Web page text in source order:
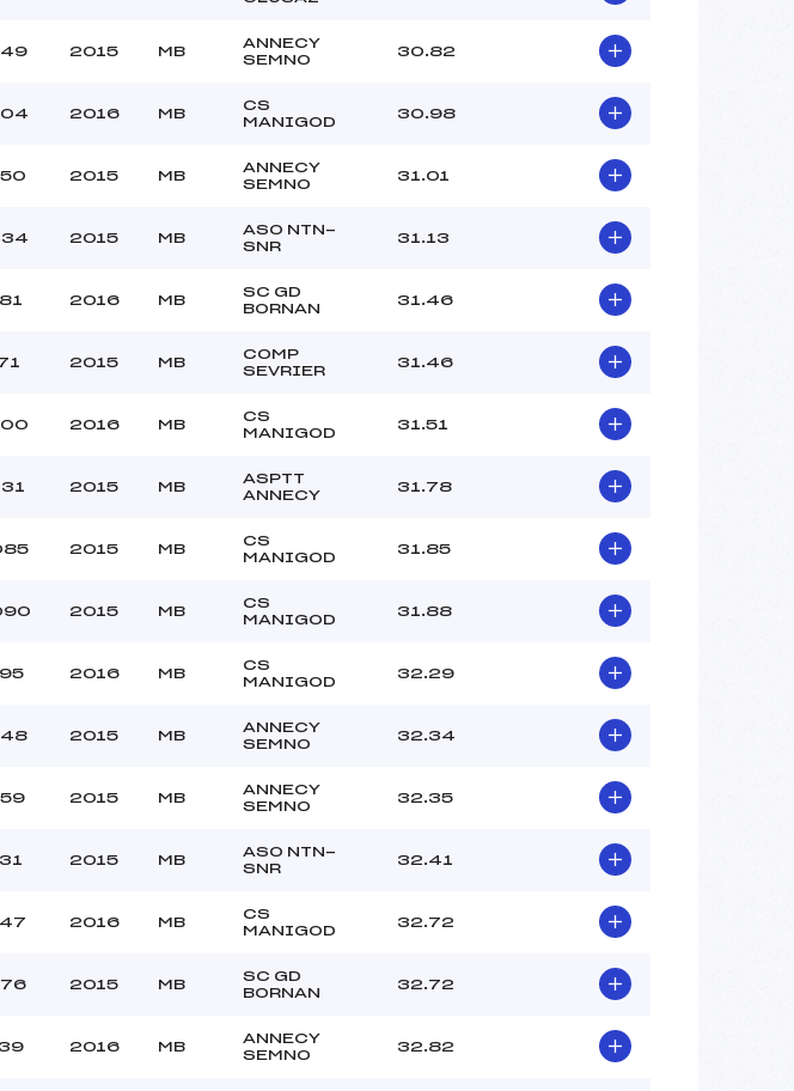
2015 MB
ANNECY
SEMNO
30.82
2016 MB
CS
MANIGOD
30.98
2015 MB
ANNECY
SEMNO
31.01
2015 MB
ASO NTN-
SNR
31.13
2016 MB
SC GD
BORNAN
31.46
2015 MB
COMP
SEVRIER
31.46
2016 MB
CS
MANIGOD
31.51
2015 MB
ASPTT
ANNECY
31.78
2015 MB
CS
MANIGOD
31.85
2015 MB
CS
MANIGOD
31.88
2016 MB
CS
MANIGOD
32.29
2015 MB
ANNECY
SEMNO
32.34
2015 MB
ANNECY
SEMNO
32.35
2015 MB
ASO NTN-
SNR
32.41
2016 MB
CS
MANIGOD
32.72
2015 MB
SC GD
BORNAN
32.72
2016 MB
ANNECY
SEMNO
32.82